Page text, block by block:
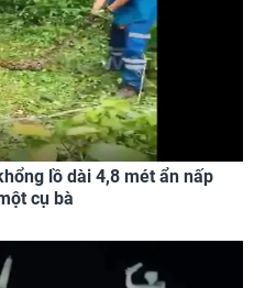
lồ dài 4,8 mét ẩn nấp
cụ bà